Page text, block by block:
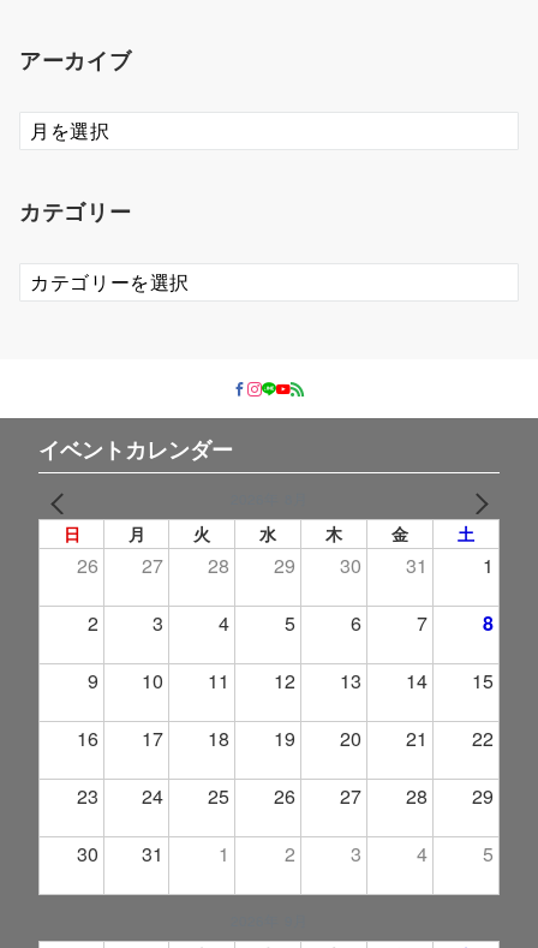
アーカイブ
ア
ー
ブ
カテゴリー
カ
テ
イベントカレンダー
日 月 火 水 木 金 土
26 27 28 29 30 31 1
2 3 4 5 6 7 8
9 10 11 12 13 14 15
16 17 18 19 20 21 22
23 24 25 26 27 28 29
30 31 1 2 3 4 5